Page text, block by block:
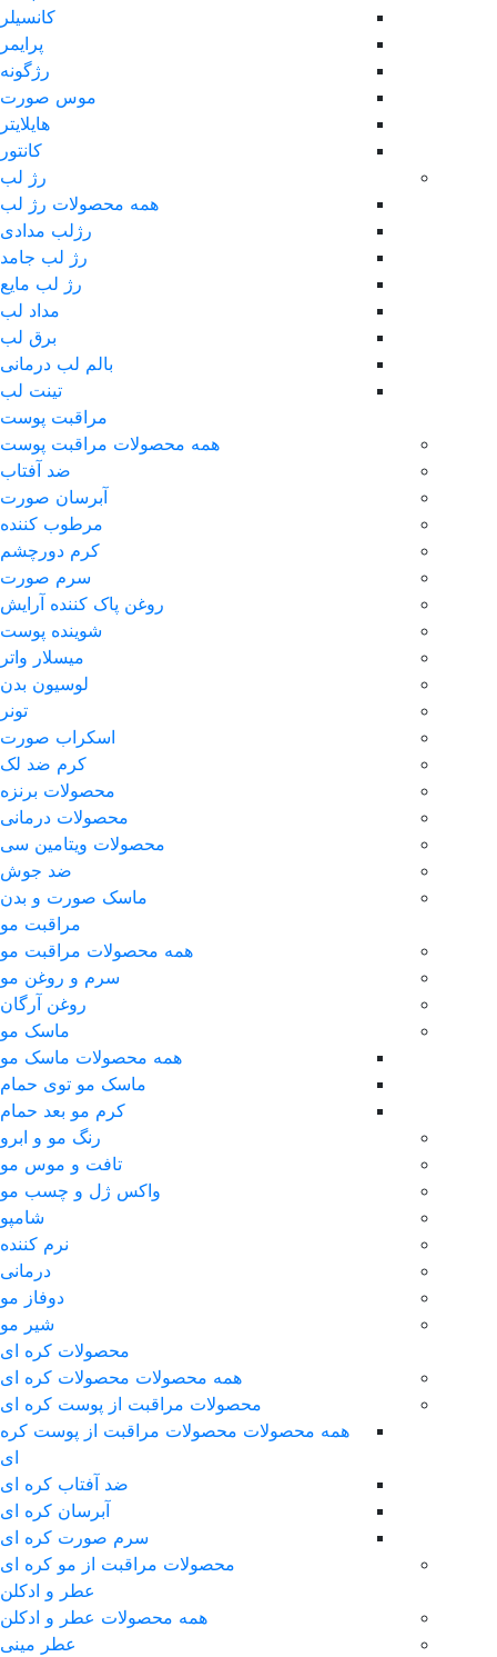
کانسیلر
پرایمر
رژگونه
موس صورت
هایلایتر
کانتور
رژ لب
همه محصولات رژ لب
رژلب مدادی
رژ لب جامد
رژ لب مایع
مداد لب
برق لب
بالم لب درمانی
تینت لب
مراقبت پوست
همه محصولات مراقبت پوست
ضد آفتاب
آبرسان صورت
مرطوب کننده
کرم دورچشم
سرم صورت
روغن پاک کننده آرایش
شوینده پوست
میسلار واتر
لوسیون بدن
تونر
اسکراب صورت
کرم ضد لک
محصولات برنزه
محصولات درمانی
محصولات ویتامین سی
ضد جوش
ماسک صورت و بدن
مراقبت مو
همه محصولات مراقبت مو
سرم و روغن مو
روغن آرگان
ماسک مو
همه محصولات ماسک مو
ماسک مو توی حمام
کرم مو بعد حمام
رنگ مو و ابرو
تافت و موس مو
واکس ژل و چسب مو
شامپو
نرم کننده
درمانی
دوفاز مو
شیر مو
محصولات کره ای
همه محصولات محصولات کره ای
محصولات مراقبت از پوست کره ای
همه محصولات محصولات مراقبت از پوست کره
ای
ضد آفتاب کره ای
آبرسان کره ای
سرم صورت کره ای
محصولات مراقبت از مو کره ای
عطر و ادکلن
همه محصولات عطر و ادکلن
عطر مینی